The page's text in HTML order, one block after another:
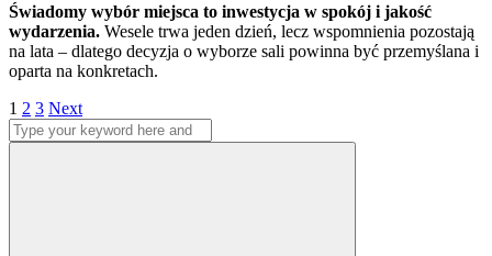
Świadomy wybór miejsca to inwestycja w spokój i jakość
wydarzenia. Wesele trwa jeden dzień, lecz wspomnienia pozostają
na lata – dlatego decyzja o wyborze sali powinna być przemyślana i
oparta na konkretach.
Stronicowanie
wpisów
Page
1 Page
2 Page
3 Next
Search
for: